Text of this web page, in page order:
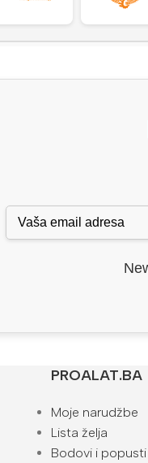
PROALAT.BA
Moje narudžbe
Lista želja
Bodovi i